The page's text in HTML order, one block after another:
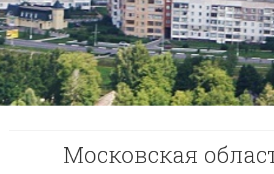
Московская